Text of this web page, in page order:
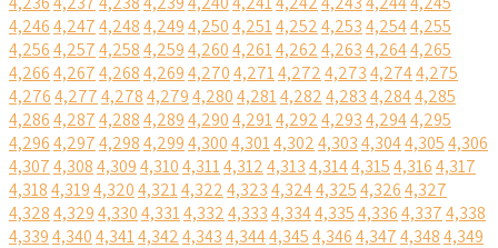
4,2464,2474,2484,2494,2504,2514,2524,2534,2544,255
4,2564,2574,2584,2594,2604,2614,2624,2634,2644,265
4,2664,2674,2684,2694,2704,2714,2724,2734,2744,275
4,2764,2774,2784,2794,2804,2814,2824,2834,2844,285
4,2864,2874,2884,2894,2904,2914,2924,2934,2944,295
4,2964,2974,2984,2994,3004,3014,3024,3034,3044,3054,306
4,3074,3084,3094,3104,3114,3124,3134,3144,3154,3164,317
4,3184,3194,3204,3214,3224,3234,3244,3254,3264,327
4,3284,3294,3304,3314,3324,3334,3344,3354,3364,3374,338
4,3394,3404,3414,3424,3434,3444,3454,3464,3474,3484,349